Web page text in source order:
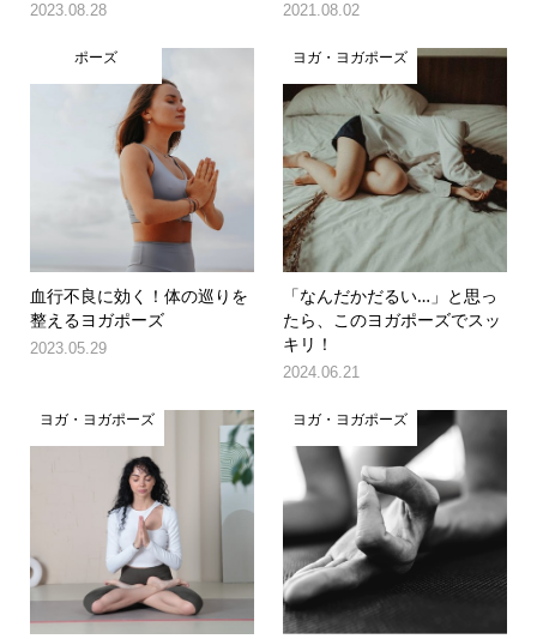
2023.08.28 2021.08.02
ポーズ
血行不良に効く！体の巡りを
整えるヨガポーズ
2023.05.29
ヨガ・ヨガポーズ
「なんだかだるい…」と思っ
たら、このヨガポーズでスッ
キリ！
2024.06.21
ヨガ・ヨガポーズ ヨガ・ヨガポーズ